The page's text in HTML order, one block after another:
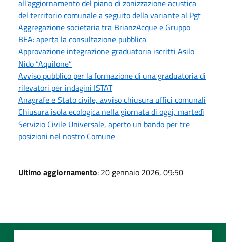
all'aggiornamento del piano di zonizzazione acustica
del territorio comunale a seguito della variante al Pgt
Aggregazione societaria tra BrianzAcque e Gruppo
BEA: aperta la consultazione pubblica
Approvazione integrazione graduatoria iscritti Asilo
Nido “Aquilone”
Avviso pubblico per la formazione di una graduatoria di
rilevatori per indagini ISTAT
Anagrafe e Stato civile, avviso chiusura uffici comunali
Chiusura isola ecologica nella giornata di oggi, martedì
Servizio Civile Universale, aperto un bando per tre
posizioni nel nostro Comune
Ultimo aggiornamento: 20 gennaio 2026, 09:50